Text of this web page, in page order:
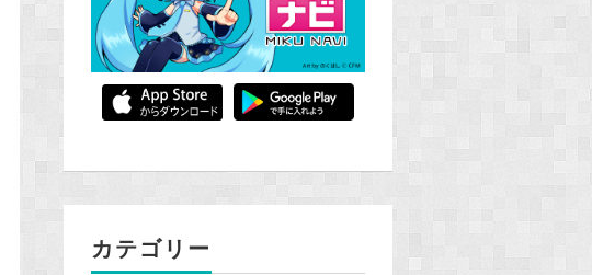
カテゴリー